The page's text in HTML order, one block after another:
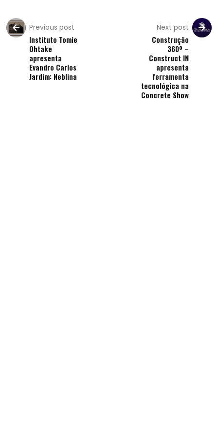
Previous post
Instituto Tomie
Ohtake
apresenta
Evandro Carlos
Jardim: Neblina
Next post
Construção
360º –
Construct IN
apresenta
ferramenta
tecnológica na
Concrete Show